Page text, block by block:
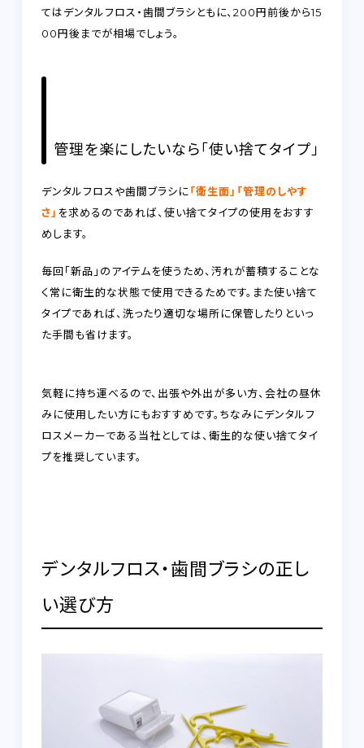
てはデンタルフロス・歯間ブラシともに、200円前後から15
00円後までが相場でしょう。
管理を楽にしたいなら「使い捨てタイプ」
デンタルフロスや歯間ブラシに「衛生面」「管理のしやす
さ」 を求めるのであれば、使い捨てタイプの使用をおすす
めします。
毎回「新品」のアイテムを使うため、汚れが蓄積することな
く常に衛生的な状態で使用できるためです。また使い捨て
タイプであれば、洗ったり適切な場所に保管したりといっ
た手間も省けます。
気軽に持ち運べるので、出張や外出が多い方、会社の昼休
みに使用したい方にもおすすめです。ちなみにデンタルフ
ロスメーカーである当社としては、衛生的な使い捨てタイ
プを推奨しています。
デンタルフロス・歯間ブラシの正し
い選び方